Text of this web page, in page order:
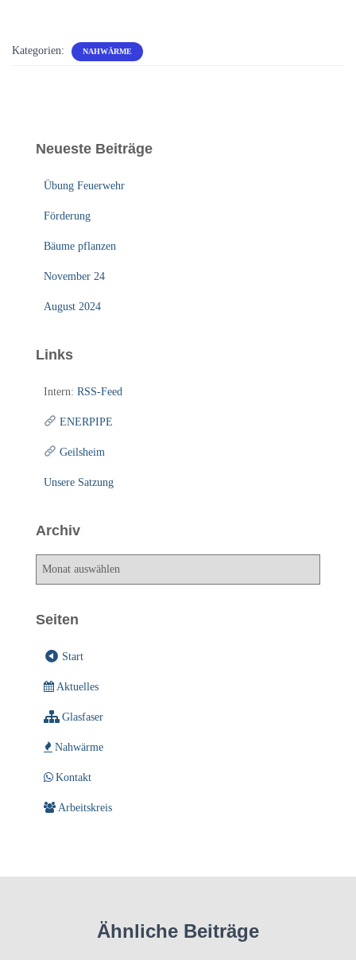
Kategorien: NAHWÄRME
Neueste Beiträge
Übung Feuerwehr
Förderung
Bäume pflanzen
November 24
August 2024
Links
Intern: RSS-Feed
ENERPIPE
Geilsheim
Unsere Satzung
Archiv
A
h
Seiten
Start
Aktuelles
Glasfaser
Nahwärme
Kontakt
Arbeitskreis
Ähnliche Beiträge